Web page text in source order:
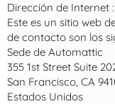
Dirección de Internet
Este es un sitio web
de contacto son los
Sede de Automattic
355 1st Street Suite
San Francisco, CA
Estados Unidos